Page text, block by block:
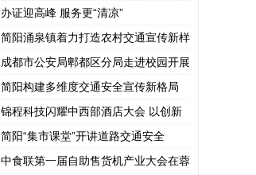
答卷
办证迎高峰 服务更“清凉”
简阳涌泉镇着力打造农村交通宣传新样
板
成都市公安局郫都区分局走进校园开展
涉外法治宣讲
简阳构建多维度交通安全宣传新格局
锦程科技闪耀中西部酒店大会 以创新
模式赋能酒旅产业共赢
简阳“集市课堂”开讲道路交通安全
中食联第一届自助售货机产业大会在蓉